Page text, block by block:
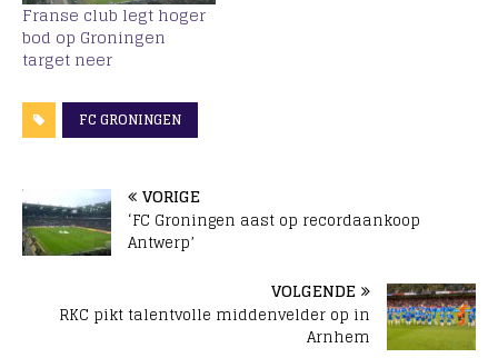
Franse club legt hoger
bod op Groningen
target neer
FC GRONINGEN
VORIGE
‘FC Groningen aast op recordaankoop
Antwerp’
VOLGENDE
RKC pikt talentvolle middenvelder op in
Arnhem